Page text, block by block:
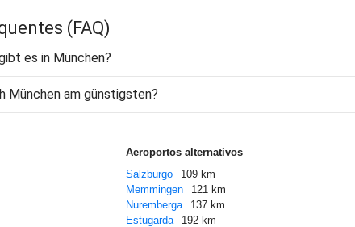
(FAQ)
es in München?
München am günstigsten?
Aeroportos alternativos
Salzburgo
109 km
Memmingen
121 km
Nuremberga
137 km
Estugarda
192 km